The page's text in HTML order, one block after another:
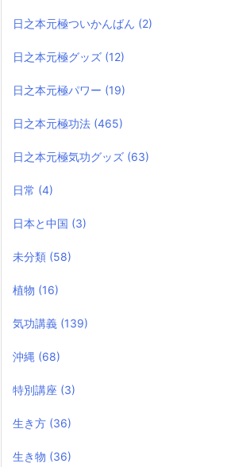
日之本元極ついかんばん (2)
日之本元極グッズ (12)
日之本元極パワー (19)
日之本元極功法 (465)
日之本元極気功グッズ (63)
日常 (4)
日本と中国 (3)
未分類 (58)
植物 (16)
気功講義 (139)
沖縄 (68)
特別講座 (3)
生き方 (36)
生き物 (36)